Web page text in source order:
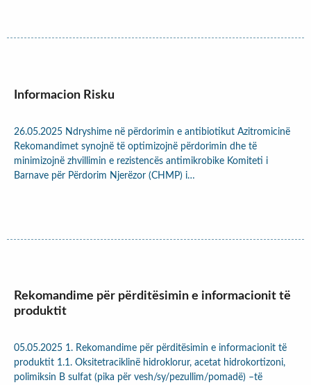
Informacion Risku
26.05.2025 Ndryshime në përdorimin e antibiotikut Azitromicinë
Rekomandimet synojnë të optimizojnë përdorimin dhe të
minimizojnë zhvillimin e rezistencës antimikrobike Komiteti i
Barnave për Përdorim Njerëzor (CHMP) i…
Rekomandime për përditësimin e informacionit të
produktit
05.05.2025 1. Rekomandime për përditësimin e informacionit të
produktit 1.1. Oksitetraciklinë hidroklorur, acetat hidrokortizoni,
polimiksin B sulfat (pika për vesh/sy/pezullim/pomadë) –të